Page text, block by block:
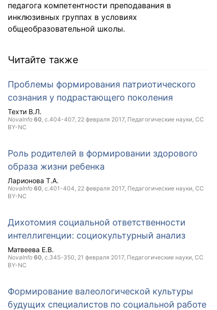
педагога компетентности преподавания в
инклюзивных группах в условиях
общеобразовательной школы.
Читайте также
Проблемы формирования патриотического
сознания у подрастающего поколения
Техти В.Л.
NovaInfo 60, с.404-407, 22 февраля 2017, Педагогические науки, CC
BY-NC
Роль родителей в формировании здорового
образа жизни ребенка
Ларионова Т.А.
NovaInfo 60, с.401-404, 22 февраля 2017, Педагогические науки, CC
BY-NC
Дихотомия социальной ответственности
интеллигенции: социокультурный анализ
Матвеева Е.В.
NovaInfo 60, с.345-350, 21 февраля 2017, Педагогические науки, CC
BY-NC
Формирование валеологической культуры
будущих специалистов по социальной работе